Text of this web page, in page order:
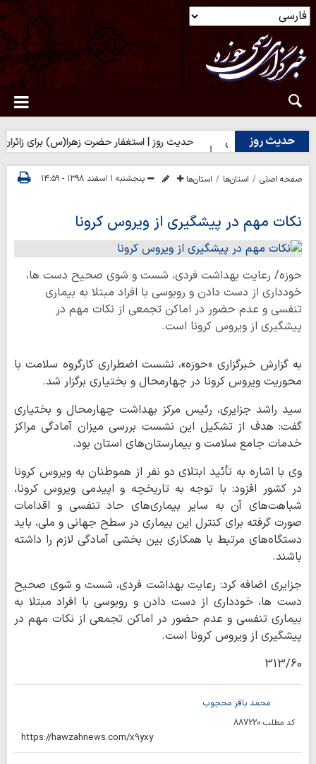
حدیث روز
بر تلخی حق حدیث روز | استغفار حضرت زهرا(س) برای زائران
صفحه اصلی استان‌ها استان‌ها پنجشنبه ۱ اسفند ۱۳۹۸ - ۱۴:۵۹
نکات مهم در پیشگیری از ویروس کرونا
حوزه/ رعایت بهداشت فردی، شست و شوی صحیح دست ها،
خودداری از دست دادن و روبوسی با افراد مبتلا به بیماری
تنفسی و عدم حضور در اماکن تجمعی از نکات مهم در
پیشگیری از ویروس کرونا است.
به گزارش خبرگزاری «حوزه»، نشست اضطراری کارگروه سلامت با
محوریت ویروس کرونا در چهارمحال و بختیاری برگزار شد.
سید راشد جزایری، رئیس مرکز بهداشت چهارمحال و بختیاری
گفت: هدف از تشکیل این نشست بررسی میزان آمادگی مراکز
خدمات جامع سلامت و بیمارستان‌های استان بود.
وی با اشاره به تأئید ابتلای دو نفر از هموطنان به ویروس کرونا
در کشور افزود: با توجه به تاریخچه و اپیدمی ویروس کرونا،
شباهت‌های آن به سایر بیماری‌های حاد تنفسی و اقدامات
صورت گرفته برای کنترل این بیماری در سطح جهانی و ملی، باید
دستگاه‌های مرتبط با همکاری بین بخشی آمادگی لازم را داشته
باشند.
جزایری اضافه کرد: رعایت بهداشت فردی، شست و شوی صحیح
دست ها، خودداری از دست دادن و روبوسی با افراد مبتلا به
بیماری تنفسی و عدم حضور در اماکن تجمعی از نکات مهم در
پیشگیری از ویروس کرونا است.
313/60
محمد باقر محجوب
کد مطلب:887220